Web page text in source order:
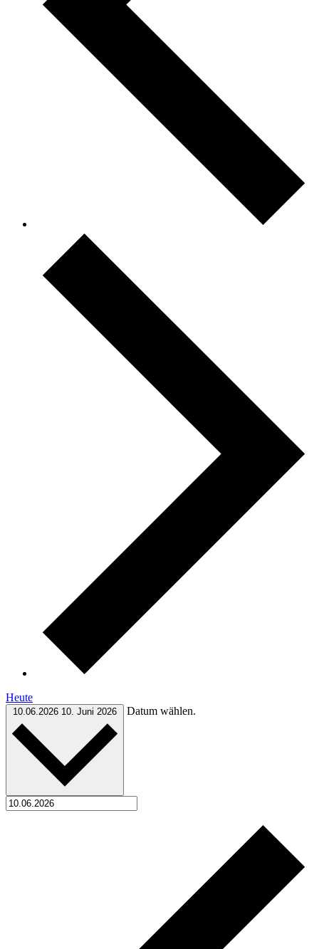
Heute
10.06.2026 10. Juni 2026 Datum wählen.